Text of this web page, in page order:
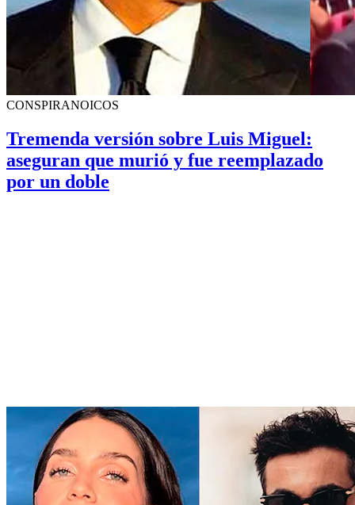
CONSPIRANOICOS
Tremenda versión sobre Luis Miguel:
aseguran que murió y fue reemplazado
por un doble